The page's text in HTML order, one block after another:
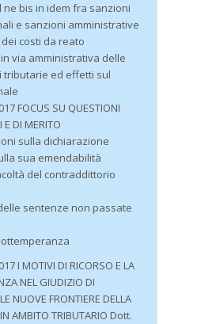
ne bis in idem fra sanzioni
e sanzioni amministrative
costi da reato
via amministrativa delle
tributarie ed effetti sul
FOCUS SU QUESTIONI
E DI MERITO
sulla dichiarazione
sua emendabilità
del contraddittorio
sentenze non passate
ottemperanza
I MOTIVI DI RICORSO E LA
NEL GIUDIZIO DI
NUOVE FRONTIERE DELLA
AMBITO TRIBUTARIO Dott.